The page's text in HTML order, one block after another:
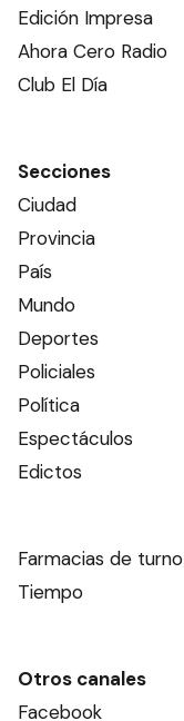
Edición Impresa
Ahora Cero Radio
Club El Día
Secciones
Ciudad
Provincia
País
Mundo
Deportes
Policiales
Política
Espectáculos
Edictos
Farmacias de turno
Tiempo
Otros canales
Facebook